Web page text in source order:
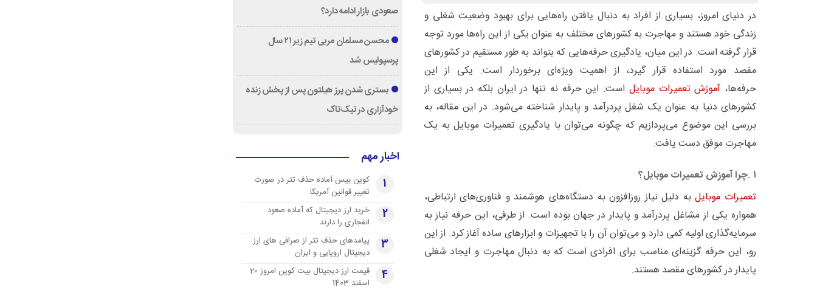
در دنیای امروز، بسیاری از افراد به دنبال یافتن راه‌هایی برای بهبود وضعیت شغلی و
زندگی خود هستند و مهاجرت به کشورهای مختلف به عنوان یکی از این راه‌ها مورد توجه
قرار گرفته است. در این میان، یادگیری حرفه‌هایی که بتواند به طور مستقیم در کشورهای
مقصد مورد استفاده قرار گیرد، از اهمیت ویژه‌ای برخوردار است. یکی از این
حرفه‌ها، آموزش تعمیرات موبایل است. این حرفه نه تنها در ایران بلکه در بسیاری از
کشورهای دنیا به عنوان یک شغل پردرآمد و پایدار شناخته می‌شود. در این مقاله، به
بررسی این موضوع می‌پردازیم که چگونه می‌توان با یادگیری تعمیرات موبایل به یک
مهاجرت موفق دست یافت.
۱ .چرا آموزش تعمیرات موبایل؟
تعمیرات موبایلبه دلیل نیاز روزافزون به دستگاه‌های هوشمند و فناوری‌های ارتباطی،
همواره یکی از مشاغل پردرآمد و پایدار در جهان بوده است. از طرفی، این حرفه نیاز به
سرمایه‌گذاری اولیه کمی دارد و می‌توان آن را با تجهیزات و ابزارهای ساده آغاز کرد. از این
رو، این حرفه گزینه‌ای مناسب برای افرادی است که به دنبال مهاجرت و ایجاد شغلی
پایدار در کشورهای مقصد هستند.
صعودی بازار ادامه دارد؟
محسن مسلمان مربی تیم زیر ۲۱ سال
پرسپولیس شد
بستری شدن پرز هیلتون پس از پخش زنده
خودآزاری در تیک‌تاک
اخبار مهم
1
کوین بیس آماده حذف تتر در صورت
تغییر قوانین آمریکا
2
خرید ارز دیجیتال که آماده صعود
انفجاری را دارند
3
پیامدهای حذف تتر از صرافی های ارز
دیجیتال اروپایی و ایران
4
قیمت ارز دیجیتال بیت کوین امروز 20
اسفند 1403